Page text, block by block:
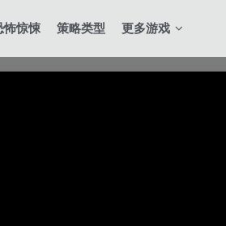
怖惊悚 策略类型 更多游戏